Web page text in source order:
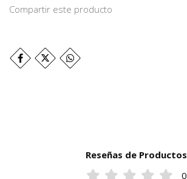
Compartir este producto
Reseñas de Productos
0